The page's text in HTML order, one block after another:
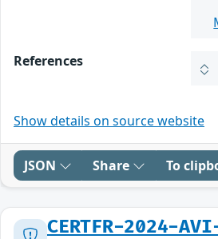
References
Show details on source website
JSON Share To
CERTFR-2024-